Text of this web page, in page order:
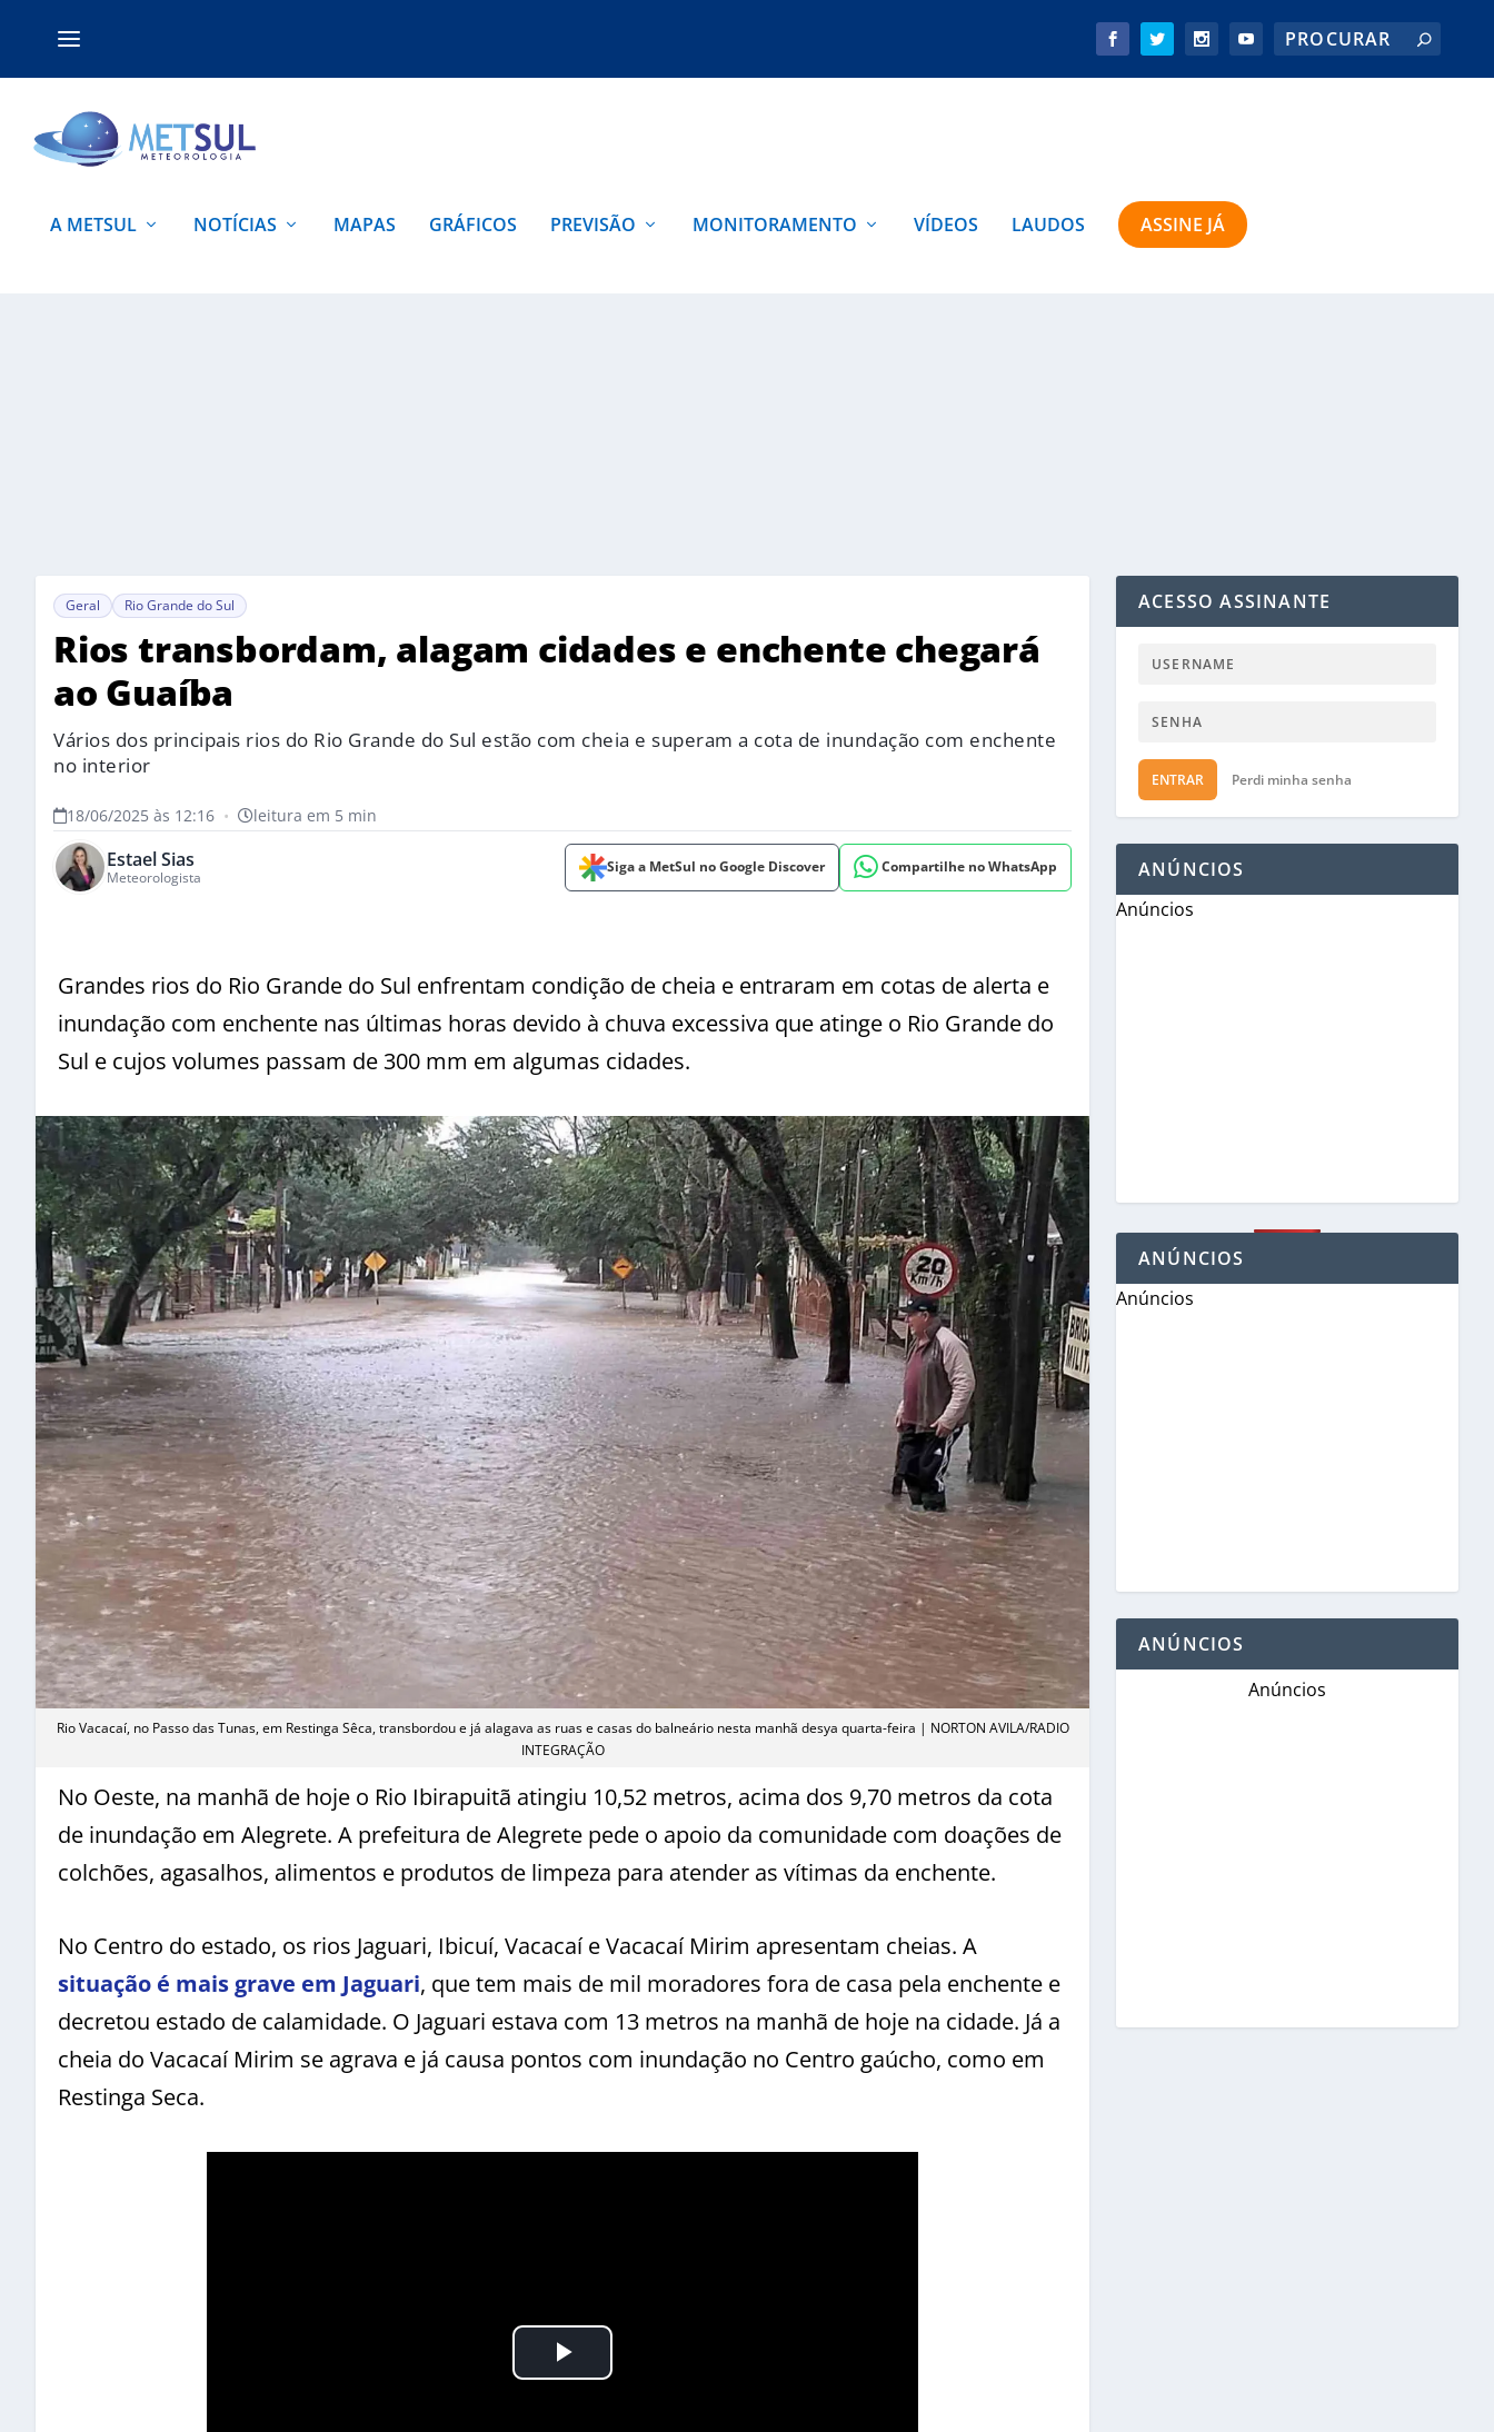
A METSUL NOTÍCIAS MAPAS GRÁFICOS PREVISÃO MONITORAMENTO VÍDEOS LAUDOS ASSINE JÁ
Geral Rio Grande do Sul
Rios transbordam, alagam cidades e enchente chegará
ao Guaíba
Vários dos principais rios do Rio Grande do Sul estão com cheia e superam a cota de inundação com enchente
no interior
18/06/2025 às 12:16 • leitura em 5 min
Estael Sias
Meteorologista
Siga a MetSul no Google Discover Compartilhe no WhatsApp
Grandes rios do Rio Grande do Sul enfrentam condição de cheia e entraram em cotas de alerta e
inundação com enchente nas últimas horas devido à chuva excessiva que atinge o Rio Grande do
Sul e cujos volumes passam de 300 mm em algumas cidades.
Rio Vacacaí, no Passo das Tunas, em Restinga Sêca, transbordou e já alagava as ruas e casas do balneário nesta manhã desya quarta-feira | NORTON AVILA/RADIO
INTEGRAÇÃO
No Oeste, na manhã de hoje o Rio Ibirapuitã atingiu 10,52 metros, acima dos 9,70 metros da cota
de inundação em Alegrete. A prefeitura de Alegrete pede o apoio da comunidade com doações de
colchões, agasalhos, alimentos e produtos de limpeza para atender as vítimas da enchente.
No Centro do estado, os rios Jaguari, Ibicuí, Vacacaí e Vacacaí Mirim apresentam cheias. A
situação é mais grave em Jaguari, que tem mais de mil moradores fora de casa pela enchente e
decretou estado de calamidade. O Jaguari estava com 13 metros na manhã de hoje na cidade. Já a
cheia do Vacacaí Mirim se agrava e já causa pontos com inundação no Centro gaúcho, como em
Restinga Seca.
ACESSO ASSINANTE
ENTRAR Perdi minha senha
ANÚNCIOS
Anúncios
ANÚNCIOS
Anúncios
ANÚNCIOS
Anúncios